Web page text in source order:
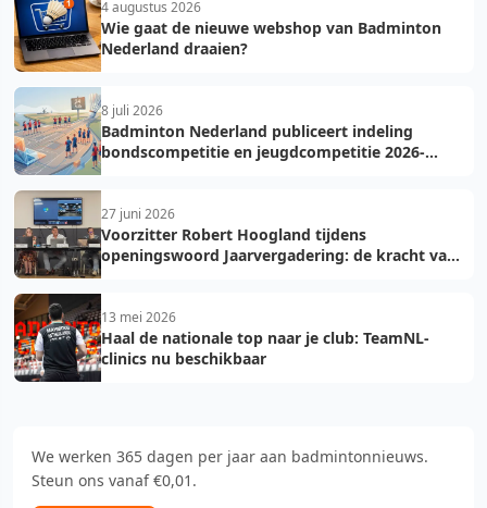
4 augustus 2026
Wie gaat de nieuwe webshop van Badminton
Nederland draaien?
8 juli 2026
Badminton Nederland publiceert indeling
bondscompetitie en jeugdcompetitie 2026-
27 juni 2026
Voorzitter Robert Hoogland tijdens
openingswoord Jaarvergadering: de kracht van
13 mei 2026
Haal de nationale top naar je club: TeamNL-
clinics nu beschikbaar
We werken 365 dagen per jaar aan badmintonnieuws.
Steun ons vanaf €0,01.